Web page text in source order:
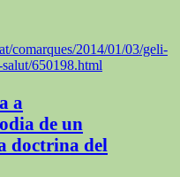
comarques/2014/01/03/geli-
650198.html
a
de un
doctrina del